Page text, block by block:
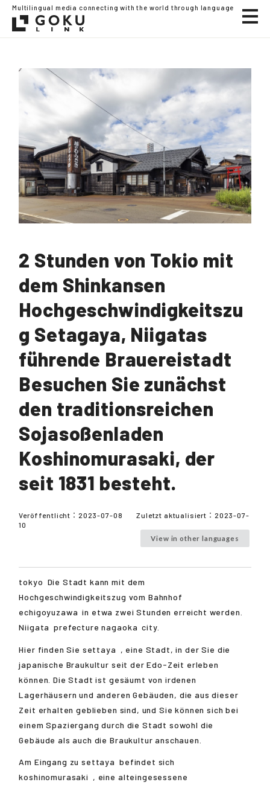
Multilingual media connecting with the world through language
2 Stunden von Tokio mit
dem Shinkansen
Hochgeschwindigkeitszu
g Setagaya, Niigatas
führende Brauereistadt
Besuchen Sie zunächst
den traditionsreichen
Sojasoßenladen
Koshinomurasaki, der
seit 1831 besteht.
Veröffentlicht： 2023-07-08 Zuletzt aktualisiert： 2023-07-
10
View in other languages
tokyo Die Stadt kann mit dem
Hochgeschwindigkeitszug vom Bahnhof
echigoyuzawa in etwa zwei Stunden erreicht werden.
Niigata prefecturenagaoka city.
Hier finden Sie settaya , eine Stadt, in der Sie die
japanische Braukultur seit der Edo-Zeit erleben
können. Die Stadt ist gesäumt von irdenen
Lagerhäusern und anderen Gebäuden, die aus dieser
Zeit erhalten geblieben sind, und Sie können sich bei
einem Spaziergang durch die Stadt sowohl die
Gebäude als auch die Braukultur anschauen.
Am Eingang zusettaya befindet sich
koshinomurasaki , eine alteingesessene